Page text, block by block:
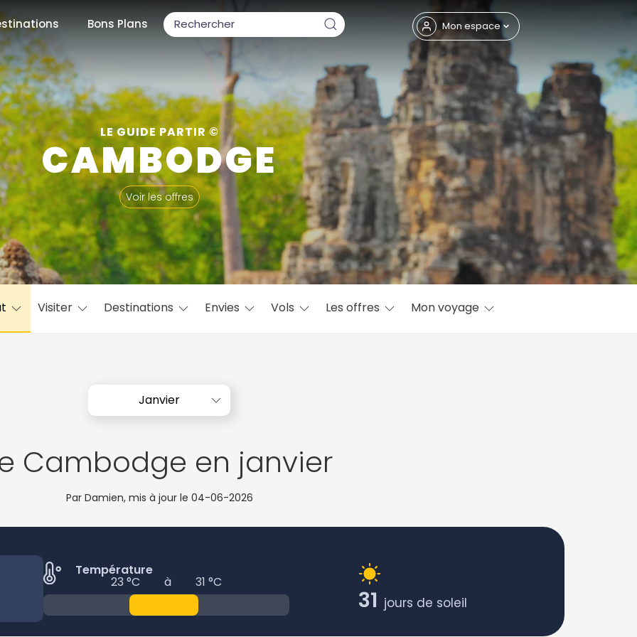
Bons Plans Mon espace
LE GUIDE PARTIR ©
CAMBODGE
Voir les offres
Visiter Destinations Envies Vols Les offres Mon voyage
Janvier
Cambodge en janvier
Par Damien, mis à jour le 04-06-2026
Température
23 °C à 31 °C
31 jours de soleil
Fermer
populaires
mois
Février Avril Mai Juin Juillet Août
Septembre
Novembre Décembre